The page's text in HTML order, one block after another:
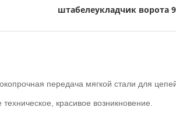
штабелеукладчик ворота
передача мягкой стали для
красивое возникновение.